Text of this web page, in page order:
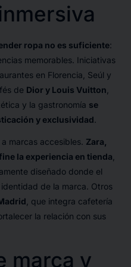
ropa no es suficiente:
memorables. Iniciativas
en Florencia, Seúl y
de Dior y Louis Vuitton
y la gastronomía se
y exclusividad.
marcas accesibles. Zara,
la experiencia en tienda
diseñado donde el
de la marca. Otros
, que integra cafetería
la relación con sus
marca y